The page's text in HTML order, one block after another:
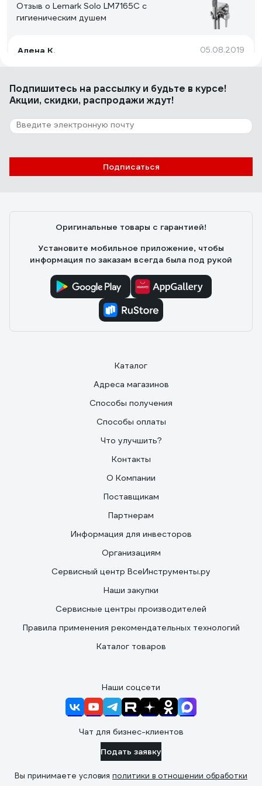
Отзыв о Lemark Solo LM7165C с
гигиеническим душем
Алена К. 05.08.2019
Цена
25 отзывов
Отзыв о Grohe Costa S
Подпишитесь на рассылкуи будьте в курсе!
Акции, скидки, распродажи ждут!
Подписаться
Оригинальные товары с гарантией!
Установите мобильное приложение, чтобы
информация по заказам всегда была под рукой
Каталог
Адреса магазинов
Способы получения
Способы оплаты
Что улучшить?
Контакты
О Компании
Поставщикам
Партнерам
Информация для инвесторов
Организациям
Сервисный центр ВсеИнструменты.ру
Наши закупки
Сервисные центры производителей
Правила применения рекомендательных технологий
Каталог товаров
Наши соцсети
Чат для бизнес-клиентов
Подать заявку
Вы принимаете условия политики в отношении обработки